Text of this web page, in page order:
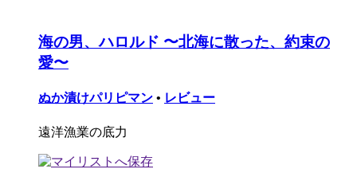
海の男、ハロルド 〜北海に散った、約束の
愛〜
ぬか漬けパリピマン • レビュー
遠洋漁業の底力